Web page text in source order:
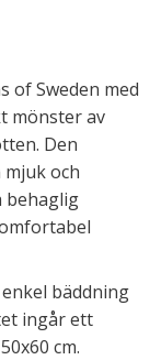
of Sweden med
mönster av
Den
och
behaglig
bäddning
ingår ett
cm.